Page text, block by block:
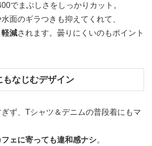
でまぶしさをしっかりカット。
面のギラつきも抑えてくれて、
軽減されます。曇りにくいのもポイント
なじむデザイン
ず、Tシャツ＆デニムの普段着にもマ
ェに寄っても違和感ナシ。